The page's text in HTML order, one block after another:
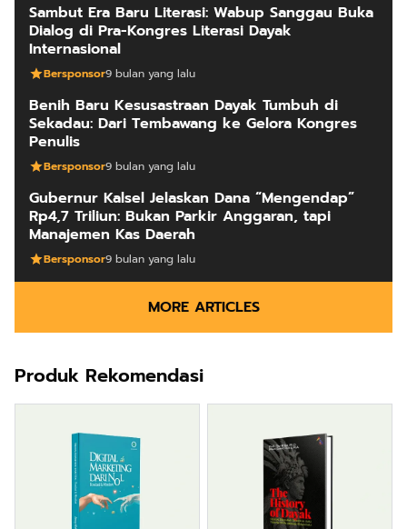
Sambut Era Baru Literasi: Wabup Sanggau Buka
Dialog di Pra-Kongres Literasi Dayak
Internasional
Bersponsor9 bulan yang lalu
Benih Baru Kesusastraan Dayak Tumbuh di
Sekadau: Dari Tembawang ke Gelora Kongres
Penulis
Bersponsor9 bulan yang lalu
Gubernur Kalsel Jelaskan Dana “Mengendap”
Rp4,7 Triliun: Bukan Parkir Anggaran, tapi
Manajemen Kas Daerah
Bersponsor9 bulan yang lalu
MORE ARTICLES
Produk Rekomendasi